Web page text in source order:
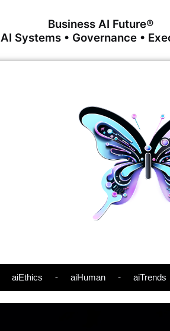
Business AI Future®
AI Systems • Governance •
aiEthics aiHuman aiTrends